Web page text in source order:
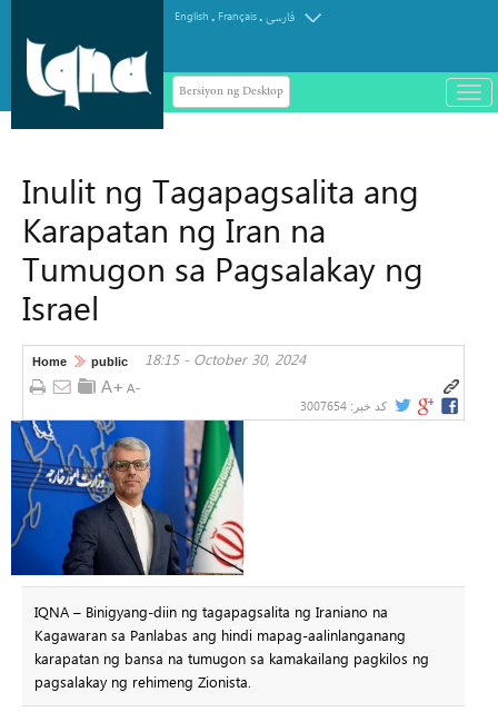
English . Français.فارسی
Bersiyon ng Desktop
باز
و
Inulit ng Tagapagsalita ang
Karapatan ng Iran na
Tumugon sa Pagsalakay ng
Israel
Home public 18:15 - October 30, 2024
کد خبر: 3007654
IQNA – Binigyang-diin ng tagapagsalita ng Iraniano na
Kagawaran sa Panlabas ang hindi mapag-aalinlanganang
karapatan ng bansa na tumugon sa kamakailang pagkilos ng
pagsalakay ng rehimeng Zionista.